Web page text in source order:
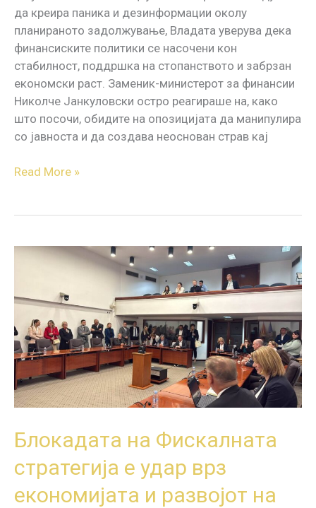
да креира паника и дезинформации околу
планираното задолжување, Владата уверува дека
финансиските политики се насочени кон
стабилност, поддршка на стопанството и забрзан
економски раст. Заменик-министерот за финансии
Николче Јанкуловски остро реагираше на, како
што посочи, обидите на опозицијата да манипулира
со јавноста и да создава неоснован страв кај
Read More »
Блокадата на Фискалната
стратегија е удар врз
економијата и развојот на
Блокадата
стратегија
е
удар
врз
економијата
и
развојот
на
државата